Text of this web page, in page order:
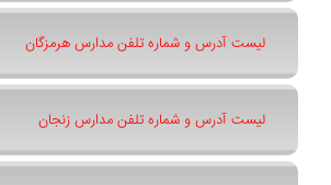
لیست آدرس و شماره تلفن مدارس هرمزگان
لیست آدرس و شماره تلفن مدارس زنجان